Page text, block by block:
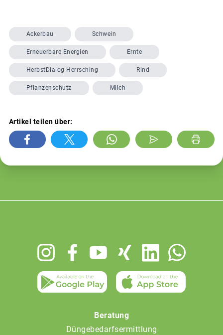
Ackerbau Schwein
Erneuerbare Energien Ernte
HerbstDialog Herrsching Rind
Pflanzenschutz Milch
Artikel teilen über:
Beratung
Düngebedarfsermittlung